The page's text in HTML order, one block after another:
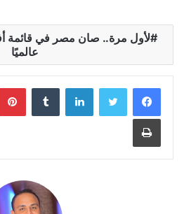
لأول مرة.. صان مصر في قائمة
عالميًا
لينكدإن
طباعة